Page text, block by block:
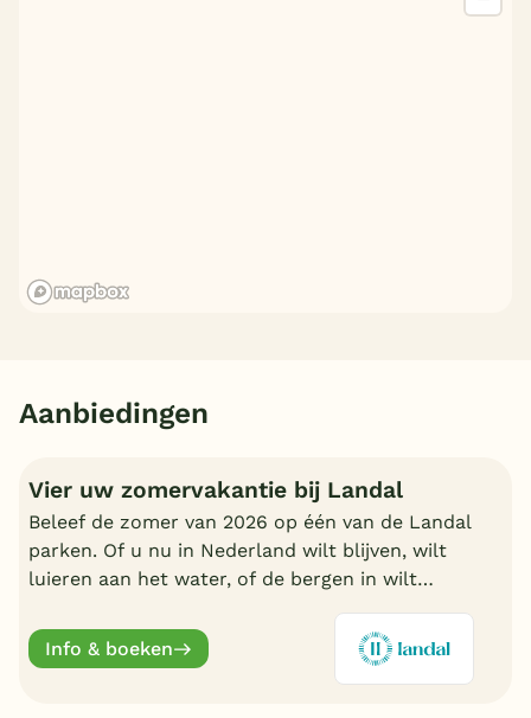
Aanbiedingen
Vier uw zomervakantie bij Landal
Beleef de zomer van 2026 op één van de Landal
parken. Of u nu in Nederland wilt blijven, wilt
luieren aan het water, of de bergen in wilt
fijn Landal park.
Info & boeken